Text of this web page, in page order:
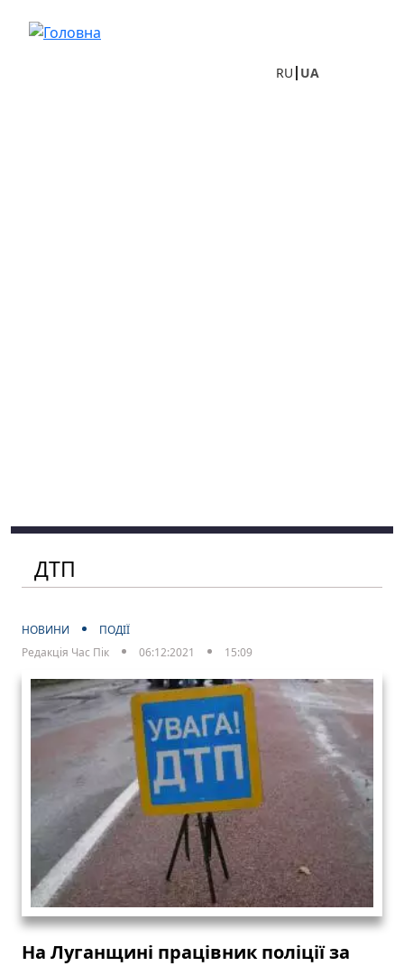
RU UA
ДТП
НОВИНИ
ПОДІЇ
Редакція Час Пік
06:12:2021 15:09
На Луганщині працівник поліції за